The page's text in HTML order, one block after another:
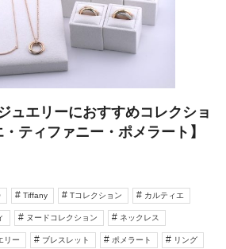
ュエリーにおすすめコレクショ
ティファニー・ポメラート】
Tiffany Tコレクション カルティエ
ヌードコレクション ネックレス
リー ブレスレット ポメラート リング